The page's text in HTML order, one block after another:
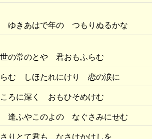
きあはで年の つもりぬるかな
の常のとや 君おもふらむ
む しほたれにけり 恋の涙に
ろに深く おもひそめけむ
ふやこのよの なぐさみにせむ
とて君も なさけかけしを